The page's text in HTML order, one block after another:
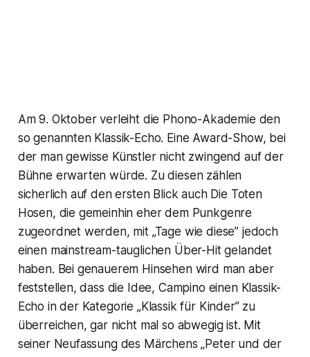
Am 9. Oktober verleiht die Phono-Akademie den
so genannten Klassik-Echo. Eine Award-Show, bei
der man gewisse Künstler nicht zwingend auf der
Bühne erwarten würde. Zu diesen zählen
sicherlich auf den ersten Blick auch Die Toten
Hosen, die gemeinhin eher dem Punkgenre
zugeordnet werden, mit „Tage wie diese” jedoch
einen mainstream-tauglichen Über-Hit gelandet
haben. Bei genauerem Hinsehen wird man aber
feststellen, dass die Idee, Campino einen Klassik-
Echo in der Kategorie „Klassik für Kinder” zu
überreichen, gar nicht mal so abwegig ist. Mit
seiner Neufassung des Märchens „Peter und der